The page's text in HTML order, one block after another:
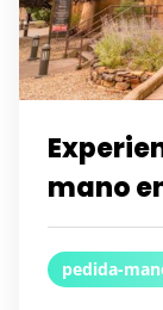
mano
pedida-